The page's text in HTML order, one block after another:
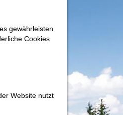
gewährleisten
Cookies
Website nutzt